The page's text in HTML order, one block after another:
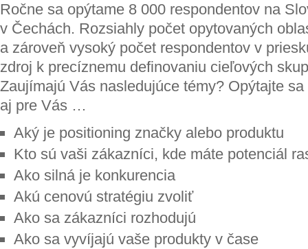
Ročne sa opýtame 8 000 respondentov na
v Čechách. Rozsiahly počet opytovaných
a zároveň vysoký počet respondentov v
zdroj k precíznemu definovaniu cieľových
Zaujímajú Vás nasledujúce témy? Opýtajte
aj pre Vás …
Aký je positioning značky alebo produktu
Kto sú vaši zákazníci, kde máte potenciál
Ako silná je konkurencia
Akú cenovú stratégiu zvoliť
Ako sa zákazníci rozhodujú
Ako sa vyvíjajú vaše produkty v čase